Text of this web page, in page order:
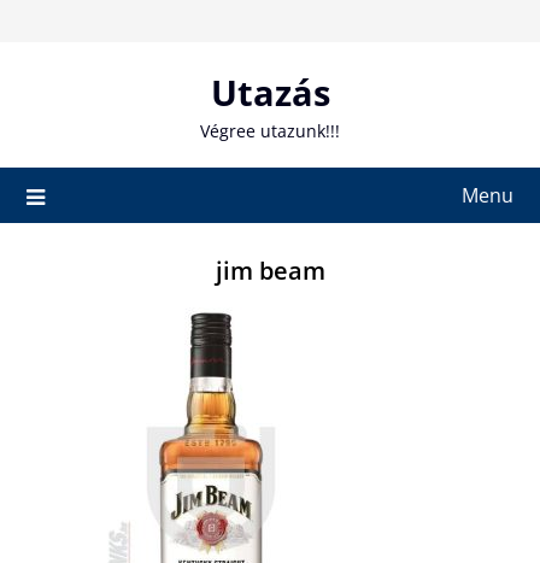
Utazás
Végree utazunk!!!
Menu
jim beam